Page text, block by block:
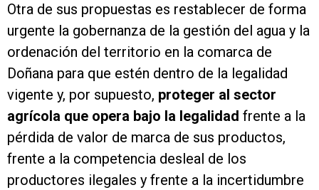
Otra de sus propuestas es restablecer de forma
urgente la gobernanza de la gestión del agua y la
ordenación del territorio en la comarca de
Doñana para que estén dentro de la legalidad
vigente y, por supuesto, proteger al sector
agrícola que opera bajo la legalidad frente a la
pérdida de valor de marca de sus productos,
frente a la competencia desleal de los
productores ilegales y frente a la incertidumbre